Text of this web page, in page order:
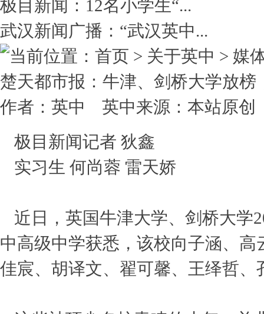
极目新闻：12名小学生“...
武汉新闻广播：“武汉英中...
当前位置：首页 > 关于英中 > 媒
楚天都市报：牛津、剑桥大学放榜
作者：英中 英中来源：本站原创
极目新闻记者 狄鑫
实习生 何尚蓉 雷天娇
近日，英国牛津大学、剑桥大学
中高级中学获悉，该校向子涵、
佳宸、胡译文、翟可馨、王绎哲